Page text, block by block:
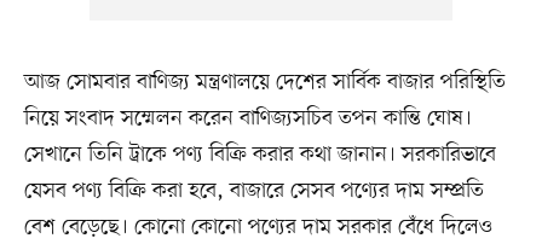
আজ সোমবার বাণিজ্য মন্ত্রণালয়ে দেশের সার্বিক বাজার পরিস্থিতি
নিয়ে সংবাদ সম্মেলন করেন বাণিজ্যসচিব তপন কান্তি ঘোষ।
সেখানে তিনি ট্রাকে পণ্য বিক্রি করার কথা জানান। সরকারিভাবে
যেসব পণ্য বিক্রি করা হবে, বাজারে সেসব পণ্যের দাম সম্প্রতি
বেশ বেড়েছে। কোনো কোনো পণ্যের দাম সরকার বেঁধে দিলেও